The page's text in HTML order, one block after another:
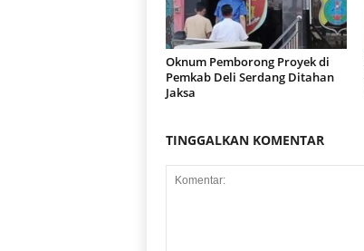
Oknum Pemborong Proyek di
Pemkab Deli Serdang Ditahan
Jaksa
TINGGALKAN KOMENTAR